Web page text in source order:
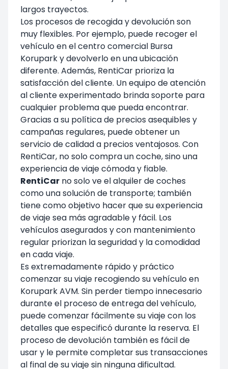
largos trayectos.
Los procesos de recogida y devolución son
muy flexibles. Por ejemplo, puede recoger el
vehículo en el centro comercial Bursa
Korupark y devolverlo en una ubicación
diferente. Además, RentiCar prioriza la
satisfacción del cliente. Un equipo de atención
al cliente experimentado brinda soporte para
cualquier problema que pueda encontrar.
Gracias a su política de precios asequibles y
campañas regulares, puede obtener un
servicio de calidad a precios ventajosos. Con
RentiCar, no solo compra un coche, sino una
experiencia de viaje cómoda y fiable.
RentiCar no solo ve el alquiler de coches
como una solución de transporte; también
tiene como objetivo hacer que su experiencia
de viaje sea más agradable y fácil. Los
vehículos asegurados y con mantenimiento
regular priorizan la seguridad y la comodidad
en cada viaje.
Es extremadamente rápido y práctico
comenzar su viaje recogiendo su vehículo en
Korupark AVM. Sin perder tiempo innecesario
durante el proceso de entrega del vehículo,
puede comenzar fácilmente su viaje con los
detalles que especificó durante la reserva. El
proceso de devolución también es fácil de
usar y le permite completar sus transacciones
al final de su viaje sin ninguna dificultad.